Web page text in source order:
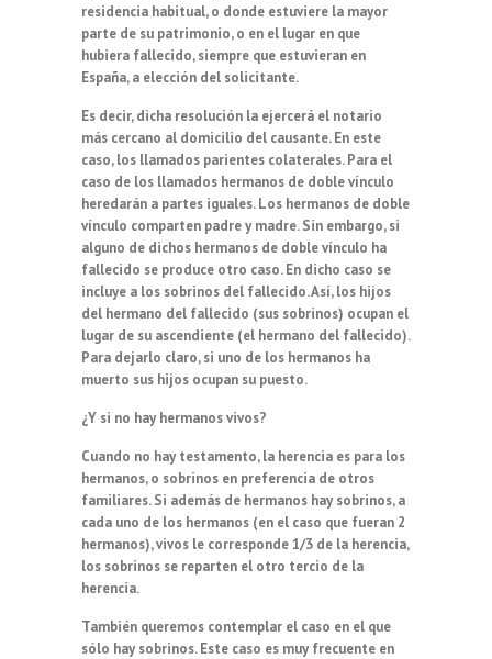
residencia habitual, o donde estuviere la mayor
parte de su patrimonio, o en el lugar en que
hubiera fallecido, siempre que estuvieran en
España, a elección del solicitante.
Es decir, dicha resolución la ejercerá el notario
más cercano al domicilio del causante. En este
caso, los llamados parientes colaterales. Para el
caso de los llamados hermanos de doble vínculo
heredarán a partes iguales. Los hermanos de doble
vínculo comparten padre y madre. Sin embargo, si
alguno de dichos hermanos de doble vínculo ha
fallecido se produce otro caso. En dicho caso se
incluye a los sobrinos del fallecido. Así, los hijos
del hermano del fallecido (sus sobrinos) ocupan el
lugar de su ascendiente (el hermano del fallecido).
Para dejarlo claro, si uno de los hermanos ha
muerto sus hijos ocupan su puesto.
¿Y si no hay hermanos vivos?
Cuando no hay testamento, la herencia es para los
hermanos, o sobrinos en preferencia de otros
familiares. Si además de hermanos hay sobrinos, a
cada uno de los hermanos (en el caso que fueran 2
hermanos), vivos le corresponde 1/3 de la herencia,
los sobrinos se reparten el otro tercio de la
herencia.
También queremos contemplar el caso en el que
sólo hay sobrinos. Este caso es muy frecuente en